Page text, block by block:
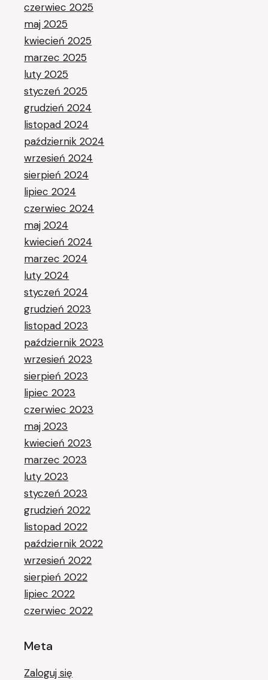
czerwiec 2025
maj 2025
kwiecień 2025
marzec 2025
luty 2025
styczeń 2025
grudzień 2024
listopad 2024
październik 2024
wrzesień 2024
sierpień 2024
lipiec 2024
czerwiec 2024
maj 2024
kwiecień 2024
marzec 2024
luty 2024
styczeń 2024
grudzień 2023
listopad 2023
październik 2023
wrzesień 2023
sierpień 2023
lipiec 2023
czerwiec 2023
maj 2023
kwiecień 2023
marzec 2023
luty 2023
styczeń 2023
grudzień 2022
listopad 2022
październik 2022
wrzesień 2022
sierpień 2022
lipiec 2022
czerwiec 2022
Meta
Zaloguj się